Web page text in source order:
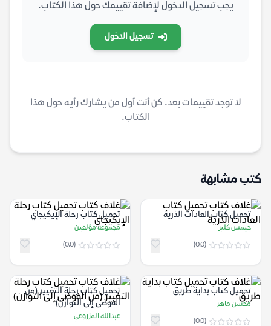
يجب تسجيل الدخول لإضافة تقييمك حول هذا الكتاب.
تسجيل الدخول
لا توجد تقييمات بعد. كن أنت أول من يشارك رأيه حول هذا
الكتاب.
كتب مشابهة
تحميل كتاب العادات الذرية
جيمس كلير
(0.0)
تحميل كتاب رحلة الإيكيجاي
مجموعة مؤلفين
(0.0)
تحميل كتاب بداية طريق
محسن ماهر
(0.0)
تحميل كتاب رحلة التغيير (من
الفوضى إلى التوازن)
عبدالله المزروعي